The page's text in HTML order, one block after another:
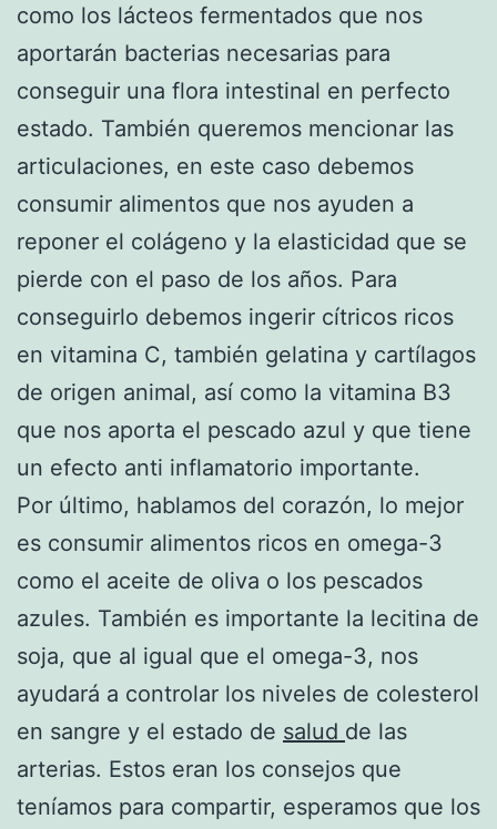
como los lácteos fermentados que nos
aportarán bacterias necesarias para
conseguir una flora intestinal en perfecto
estado. También queremos mencionar las
articulaciones, en este caso debemos
consumir alimentos que nos ayuden a
reponer el colágeno y la elasticidad que se
pierde con el paso de los años. Para
conseguirlo debemos ingerir cítricos ricos
en vitamina C, también gelatina y cartílagos
de origen animal, así como la vitamina B3
que nos aporta el pescado azul y que tiene
un efecto anti inflamatorio importante.
Por último, hablamos del corazón, lo mejor
es consumir alimentos ricos en omega-3
como el aceite de oliva o los pescados
azules. También es importante la lecitina de
soja, que al igual que el omega-3, nos
ayudará a controlar los niveles de colesterol
en sangre y el estado de salud de las
arterias. Estos eran los consejos que
teníamos para compartir, esperamos que los